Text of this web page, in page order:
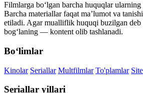
Filmlarga bo‘lgan barcha huquqlar
Barcha materiallar faqat ma’lumot va
etiladi. Agar mualliflik huquqi buzilgan deb
bog‘laning — kontent olib tashlanadi.
Bo‘limlar
Kinolar Seriallar Multfilmlar To'plamlar
Seriallar yillari